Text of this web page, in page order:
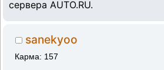
сервера AUTO.RU.
sanekyoo
Карма: 157